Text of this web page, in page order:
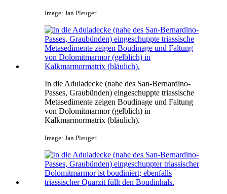
Image: Jan Pleuger
In die Aduladecke (nahe des San-Bernardino-
Passes, Graubünden) eingeschuppte triassische
Metasedimente zeigen Boudinage und Faltung
von Dolomitmarmor (gelblich) in
Kalkmarmormatrix (bläulich).
Image: Jan Pleuger